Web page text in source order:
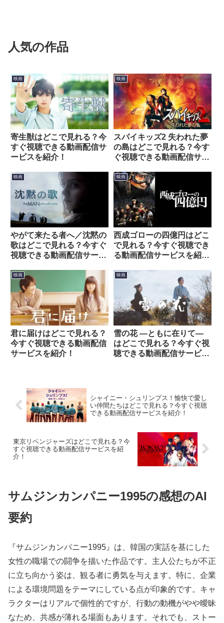
人気の作品
映画
寄生獣はどこで見れる？今
すぐ視聴できる動画配信サ
ービスを紹介！
映画
スパイキッズ2 失われた夢
の島はどこで見れる？今す
ぐ視聴できる動画配信サー
映画
やがて来たる者へ／沈黙の
歌はどこで見れる？今すぐ
視聴できる動画配信サービ
映画
西成ゴローの四億円はどこ
で見れる？今すぐ視聴でき
る動画配信サービスを紹
映画
君に届けはどこで見れる？
今すぐ視聴できる動画配信
サービスを紹介！
映画
雪の花 ―ともに在りて―
はどこで見れる？今すぐ視
聴できる動画配信サービス
シャイニー・シュリンプス！愉快で愛し
い仲間たちはどこで見れる？今すぐ視聴
できる動画配信サービスを紹介！
東京リベンジャーズはどこで見れる？今
すぐ視聴できる動画配信サービスを紹
介！
サムジンカンパニー1995の感想のAI
要約
『サムジンカンパニー1995』は、韓国の実話を基にした
女性の職場での闘争を描いた作品です。主人公たちが不正
に立ち向かう姿は、観る者に勇気を与えます。特に、企業
による環境問題をテーマにしている点が印象的です。キャ
ラクターはリアルで個性的ですが、行動の動機がやや曖昧
なため、共感が薄れる場面もあります。それでも、ストー